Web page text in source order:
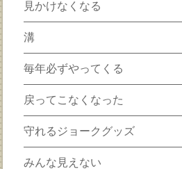
見かけなくなる
溝
毎年必ずやってくる
戻ってこなくなった
守れるジョークグッズ
みんな見えない